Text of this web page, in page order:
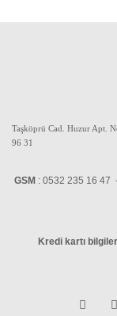
Taşköprü Cad. Huzur Apt.
96 31
GSM : 0532 235 16
Kredi kartı